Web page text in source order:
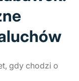
gdy chodzi o